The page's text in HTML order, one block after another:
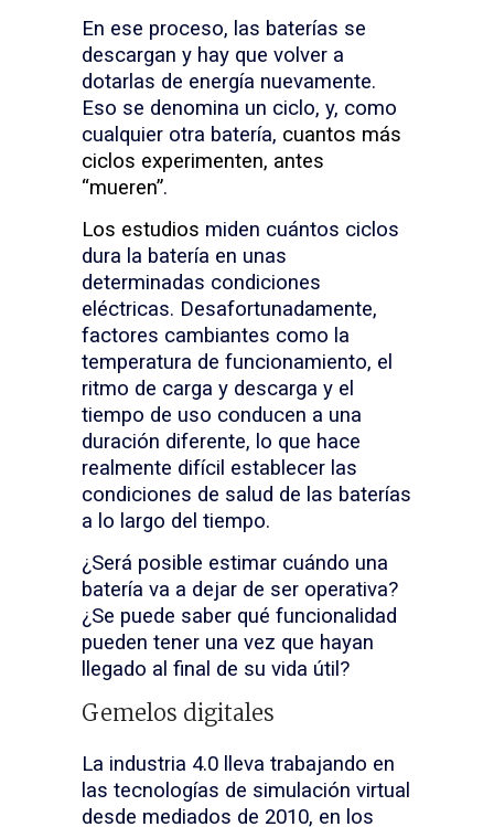
En ese proceso, las baterías se
descargan y hay que volver a
dotarlas de energía nuevamente.
Eso se denomina un ciclo, y, como
cualquier otra batería, cuantos más
ciclos experimenten, antes
“mueren”.
Los estudios miden cuántos ciclos
dura la batería en unas
determinadas condiciones
eléctricas. Desafortunadamente,
factores cambiantes como la
temperatura de funcionamiento, el
ritmo de carga y descarga y el
tiempo de uso conducen a una
duración diferente, lo que hace
realmente difícil establecer las
condiciones de salud de las baterías
a lo largo del tiempo.
¿Será posible estimar cuándo una
batería va a dejar de ser operativa?
¿Se puede saber qué funcionalidad
pueden tener una vez que hayan
llegado al final de su vida útil?
Gemelos digitales
La industria 4.0 lleva trabajando en
las tecnologías de simulación virtual
desde mediados de 2010, en los